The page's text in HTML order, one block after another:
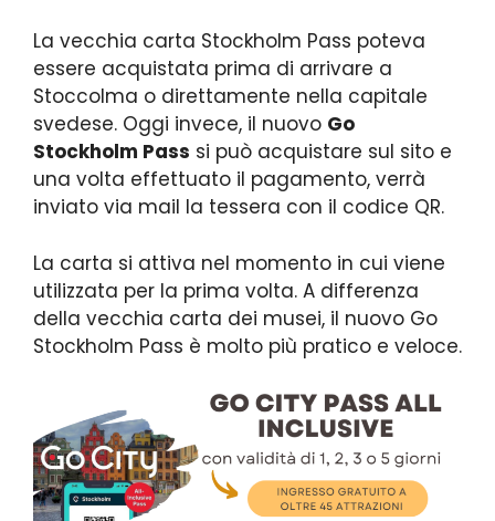
La vecchia carta Stockholm Pass poteva
essere acquistata prima di arrivare a
Stoccolma o direttamente nella capitale
svedese. Oggi invece, il nuovo Go
Stockholm Pass si può acquistare sul sito e
una volta effettuato il pagamento, verrà
inviato via mail la tessera con il codice QR.
La carta si attiva nel momento in cui viene
utilizzata per la prima volta. A differenza
della vecchia carta dei musei, il nuovo Go
Stockholm Pass è molto più pratico e veloce.